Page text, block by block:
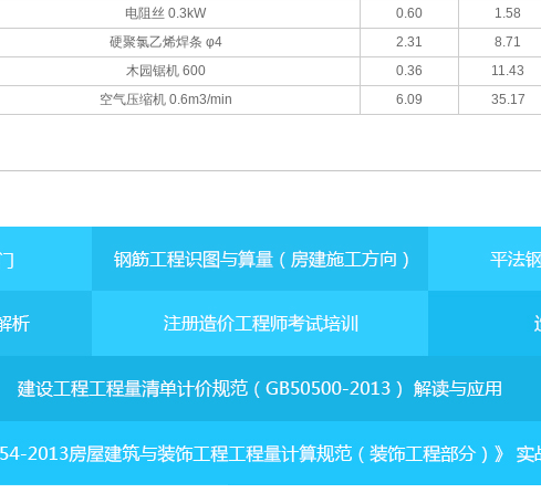
电阻丝 0.3kW 0.60 1.58
硬聚氯乙烯焊条 φ4 2.31 8.71
木园锯机 600 0.36 11.43
空气压缩机 0.6m3/min 6.09 35.17